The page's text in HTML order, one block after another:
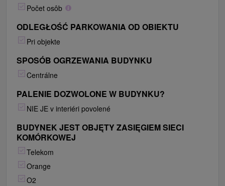
Počet osôb
ODLEGŁOŚĆ PARKOWANIA OD OBIEKTU
Pri objekte
SPOSÓB OGRZEWANIA BUDYNKU
Centrálne
PALENIE DOZWOLONE W BUDYNKU?
NIE JE v interiéri povolené
BUDYNEK JEST OBJĘTY ZASIĘGIEM SIECI
KOMÓRKOWEJ
Telekom
Orange
O2